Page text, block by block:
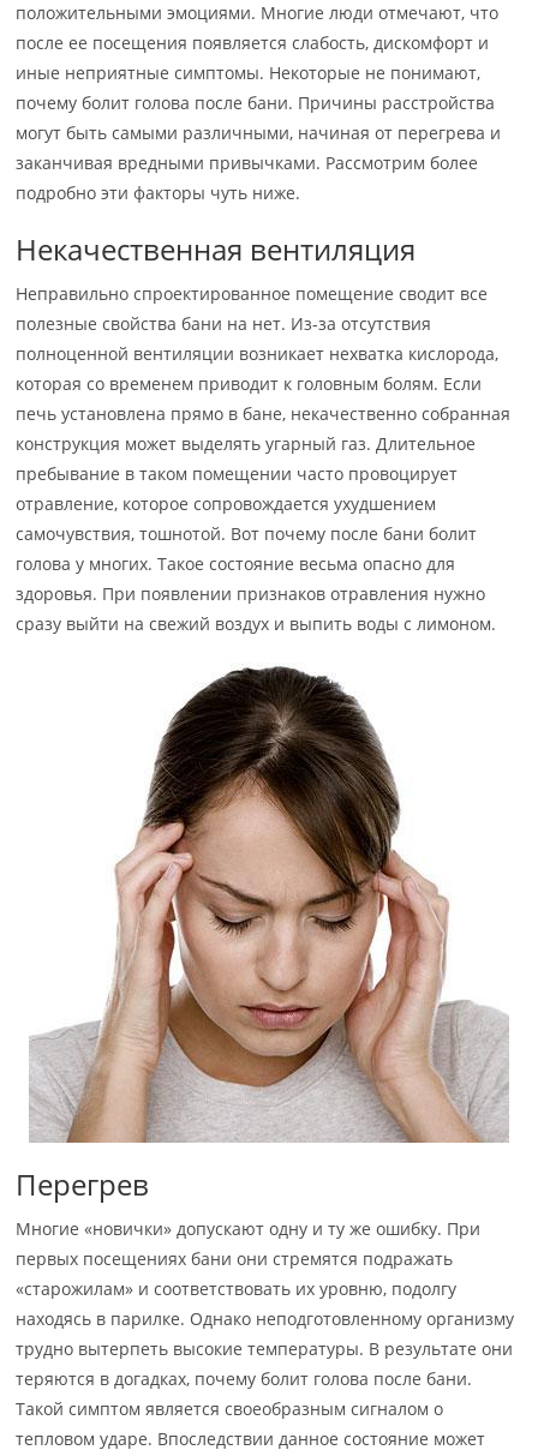
положительными эмоциями. Многие люди отмечают, что
после ее посещения появляется слабость, дискомфорт и
иные неприятные симптомы. Некоторые не понимают,
почему болит голова после бани. Причины расстройства
могут быть самыми различными, начиная от перегрева и
заканчивая вредными привычками. Рассмотрим более
подробно эти факторы чуть ниже.
Некачественная вентиляция
Неправильно спроектированное помещение сводит все
полезные свойства бани на нет. Из-за отсутствия
полноценной вентиляции возникает нехватка кислорода,
которая со временем приводит к головным болям. Если
печь установлена прямо в бане, некачественно собранная
конструкция может выделять угарный газ. Длительное
пребывание в таком помещении часто провоцирует
отравление, которое сопровождается ухудшением
самочувствия, тошнотой. Вот почему после бани болит
голова у многих. Такое состояние весьма опасно для
здоровья. При появлении признаков отравления нужно
сразу выйти на свежий воздух и выпить воды с лимоном.
Перегрев
Многие «новички» допускают одну и ту же ошибку. При
первых посещениях бани они стремятся подражать
«старожилам» и соответствовать их уровню, подолгу
находясь в парилке. Однако неподготовленному организму
трудно вытерпеть высокие температуры. В результате они
теряются в догадках, почему болит голова после бани.
Такой симптом является своеобразным сигналом о
тепловом ударе. Впоследствии данное состояние может